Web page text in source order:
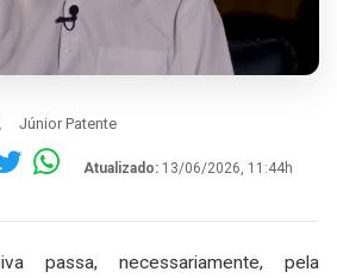
Júnior Patente
Atualizado: 13/06/2026, 11:44h
passa, necessariamente, pela